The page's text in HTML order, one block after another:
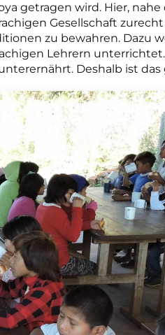
getragen wird. Hier, nahe
Gesellschaft
zu bewahren. Dazu
Lehrern
Deshalb ist